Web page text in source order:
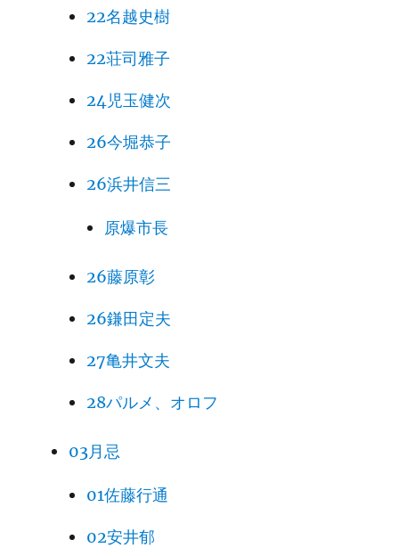
22名越史樹
22荘司雅子
24児玉健次
26今堀恭子
26浜井信三
原爆市長
26藤原彰
26鎌田定夫
27亀井文夫
28パルメ、オロフ
03月忌
01佐藤行通
02安井郁